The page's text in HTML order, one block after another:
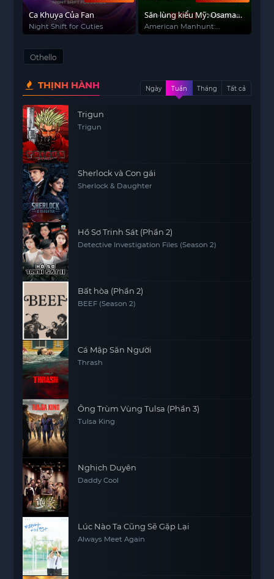
Ca Khuya Của Fan
Night Shift for Cuties
Săn lùng kiểu Mỹ: Osama
Bin Laden
American Manhunt:
Osama bin Laden
Othello
THỊNH HÀNH Ngày Tuần Tháng Tất cả
Trigun
Trigun
Sherlock và Con gái
Sherlock & Daughter
Hồ Sơ Trinh Sát (Phần 2)
Detective Investigation Files (Season 2)
Bất hòa (Phần 2)
BEEF (Season 2)
Cá Mập Săn Người
Thrash
Ông Trùm Vùng Tulsa (Phần 3)
Tulsa King
Nghịch Duyên
Daddy Cool
Lúc Nào Ta Cũng Sẽ Gặp Lại
Always Meet Again